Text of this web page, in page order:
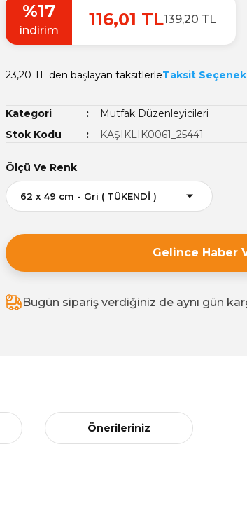
%17
indirim
116,01 TL139,20 TL
23,20 TL den başlayan taksitlerleTaksit
Kategori
Mutfak Düzenleyicileri
Stok Kodu
KAŞIKLIK0061_25441
Ölçü Ve Renk
Gelince Haber
Bugün sipariş verdiğiniz de aynı gün
Önerileriniz